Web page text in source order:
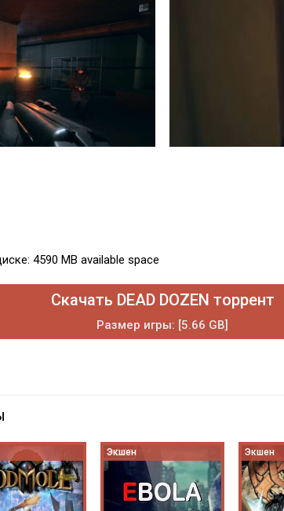
4590 MB available space
Скачать DEAD DOZEN торрент
Размер игры: [5.66 GB]
Экшен Экшен